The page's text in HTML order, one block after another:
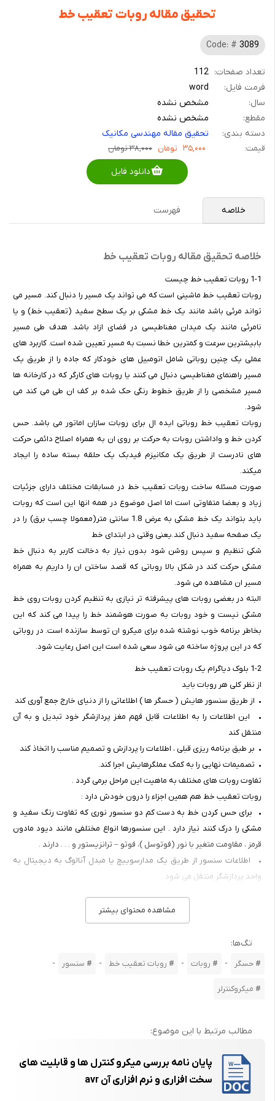
تحقیق مقاله روبات تعقیب خط
Code: # 3089
تعداد صفحات: 112
فرمت فایل:
word
سال:
مشخص نشده
مقطع:
مشخص نشده
دسته بندی:
تحقیق مقاله مهندسی مکانیک
قیمت: ۳۵,۰۰۰ تومان ۳۸,۰۰۰ تومان
دانلود فایل
خلاصه فهرست
خلاصه تحقیق مقاله روبات تعقیب خط
1-1 روبات تعقیب خط چیست
روبات تعقیب خط ماشینی است که می تواند یک مسیر را دنبال کند. مسیر می
تواند مرئی باشد مانند یک خط مشکی بر یک سطح سفید (تعقیب خط) و یا
نامرئی مانند یک میدان مغناطیسی در فضای ازاد باشد. هدف طی مسیر
بابیشترین سرعت و کمترین خطا نسبت به مسیر تعیین شده است. کاربرد های
عملی یک چنین روباتی شامل اتومبیل های خودکار که جاده را از طریق یک
مسیر راهنمای مغناطیسی دنبال می کنند یا روبات های کارگر که در کارخانه ها
مسیر مشخصی را از طریق خطوط رنگی حک شده بر کف ان طی می کند می
شود.
روبات تعقیب خط روباتی ایده ال برای روبات سازان اماتور می باشد. حس
کردن خط و واداشتن روبات به حرکت بر روی ان به همراه اصلاح دائمی حرکت
های نادرست از طریق یک مکانیزم فیدبک یک حلقه بسته ساده را ایجاد
میکند.
صورت مسئله ساخت روبات تعقیب خط در مسابقات مختلف دارای جزئیات
زیاد و بعضا متفاوتی است اما اصل موضوع در همه انها این است که روبات
باید بتواند یک خط مشکی به عرض 1.8 سانتی متر(معمولا چسب برق) را در
یک صفحه سفید دنبال کند.یعنی وقتی در ابتدای خط
شکی تنظیم و سپس روشن شود بدون نیاز به دخالت کاربر به دنبال خط
مشکی حرکت کند در شکل بالا روباتی که قصد ساختن ان را داریم به همراه
مسیر ان مشاهده می شود.
البته در بعضی روبات های پیشرفته تر نیازی به تنظیم کردن روبات روی خط
مشکی نیست و خود روبات به صورت هوشمند خط را پیدا می کند که این
بخاطر برنامه خوب نوشته شده برای میکرو ان توسط سازنده است. در روباتی
که در این پروژه ساخته می شود سعی شده است این اصل رعایت شود.
1-2 بلوک دیاگرام یک روبات تعقیب خط
از نظر کلی هر روبات باید
• از طریق سنسور هایش ( حسگر ها ) اطلاعاتی را از دنیای خارج جمع آوری کند
• این اطلاعات را به اطلاعات قابل فهم مغز پردازشگر خود تبدیل و به آن
منتقل کند
• بر طبق برنامه ریزی قبلی ، اطلاعات را پردازش و تصمیم مناسب را اتخاذ کند
• تصمیمات نهایی را به کمک عملگرهایش اجرا کند.
تفاوت روبات های مختلف به ماهیت این مراحل برمی گردد .
روبات تعقیب خط هم همین اجزاء را درون خودش دارد :
• برای حس کردن خط به دست کم دو سنسور نوری که تفاوت رنگ سفید و
مشکی را درک کنند نیاز دارد . این سنسورها انواع مختلفی مانند دیود مادون
قرمز ، مقاومت متغیر با نور (فوتوسل )، فوتو – ترانزیستور و . . . دارند .
• اطلاعات سنسور از طریق یک مدارسوییچ یا مبدل آنالوگ به دیجیتال به
واحد پردازشگر منتقل می شود .
نوعی باشد . روبات باید در قبال منحرف شدن خط ، واکنش مناسب نشان دهد.
• تصمیم واحد پردازشگر مبنی بر ادامه مسیر یا پیچیدن به چپ و راست از
با دو سنسور را در شکل مقابل می بینید :
روبات تعقیب خط دست کم دارای دو سنسور نوری است که دو طرف مشکی در
توان بیش از دو عدد باشد )برای اشکار سازی یک مسیر رنگی بر روی سطحی که
اختلاف رنگ زیادی با مسیر دارد(مسیر مشکی بر سطح سفید یا مسیر سفید بر
سطح مشکی) عموما از حسگرهای مادون قرمز استفاده می شود. هر حسگر بر
مشاهده محتوای بیشتر
تگ‌ها:
حسگر - روبات - روبات تعقیب خط - سنسور -
میکروکنترلر
مطالب مرتبط با این موضوع:
پایان نامه بررسی میکرو کنترل ها و قابلیت های
سخت افزاری و نرم افزاری آن avr